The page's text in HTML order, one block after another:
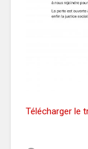
Télécharger le